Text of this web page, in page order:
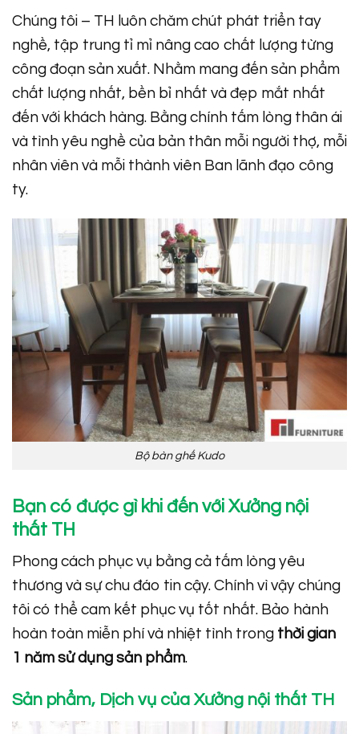
Chúng tôi – TH luôn chăm chút phát triển tay
nghề, tập trung tỉ mỉ nâng cao chất lượng từng
công đoạn sản xuất. Nhằm mang đến sản phẩm
chất lượng nhất, bền bỉ nhất và đẹp mắt nhất
đến với khách hàng. Bằng chính tấm lòng thân ái
và tình yêu nghề của bản thân mỗi người thợ, mỗi
nhân viên và mỗi thành viên Ban lãnh đạo công
ty.
Bộ bàn ghế Kudo
Bạn có được gì khi đến với Xưởng nội
thất TH
Phong cách phục vụ bằng cả tấm lòng yêu
thương và sự chu đáo tin cậy. Chính vì vậy chúng
tôi có thể cam kết phục vụ tốt nhất. Bảo hành
hoàn toàn miễn phí và nhiệt tình trong thời gian
1 năm sử dụng sản phẩm.
Sản phẩm, Dịch vụ của Xưởng nội thất TH